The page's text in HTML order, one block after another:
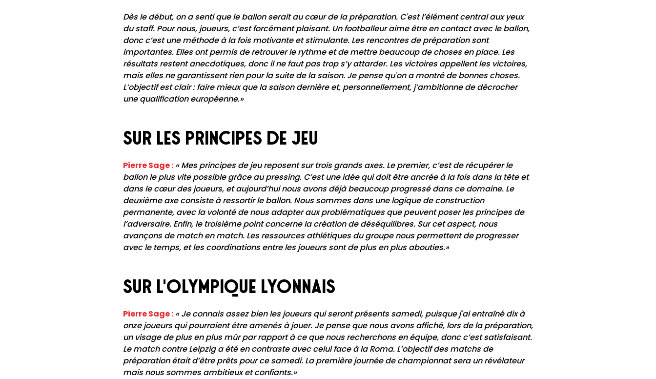
Dès le début, on a senti que le ballon serait au cœur de la préparation. C'est l’élément central aux yeux
du staff. Pour nous, joueurs, c’est forcément plaisant. Un footballeur aime être en contact avec le ballon,
donc c’est une méthode à la fois motivante et stimulante. Les rencontres de préparation sont
importantes. Elles ont permis de retrouver le rythme et de mettre beaucoup de choses en place. Les
résultats restent anecdotiques, donc il ne faut pas trop s’y attarder. Les victoires appellent les victoires,
mais elles ne garantissent rien pour la suite de la saison. Je pense qu'on a montré de bonnes choses.
L’objectif est clair : faire mieux que la saison dernière et, personnellement, j’ambitionne de décrocher
une qualification européenne.»
sur les principes de jeu
Pierre Sage : « Mes principes de jeu reposent sur trois grands axes. Le premier, c’est de récupérer le
ballon le plus vite possible grâce au pressing. C’est une idée qui doit être ancrée à la fois dans la tête et
dans le cœur des joueurs, et aujourd’hui nous avons déjà beaucoup progressé dans ce domaine. Le
deuxième axe consiste à ressortir le ballon. Nous sommes dans une logique de construction
permanente, avec la volonté de nous adapter aux problématiques que peuvent poser les principes de
l’adversaire. Enfin, le troisième point concerne la création de déséquilibres. Sur cet aspect, nous
avançons de match en match. Les ressources athlétiques du groupe nous permettent de progresser
avec le temps, et les coordinations entre les joueurs sont de plus en plus abouties.»
sur l'Olympique Lyonnais
Pierre Sage : « Je connais assez bien les joueurs qui seront présents samedi, puisque j'ai entraîné dix à
onze joueurs qui pourraient être amenés à jouer. Je pense que nous avons affiché, lors de la préparation,
un visage de plus en plus mûr par rapport à ce que nous recherchons en équipe, donc c’est satisfaisant.
Le match contre Leipzig a été en contraste avec celui face à la Roma. L’objectif des matchs de
préparation était d’être prêts pour ce samedi. La première journée de championnat sera un révélateur
mais nous sommes ambitieux et confiants.»